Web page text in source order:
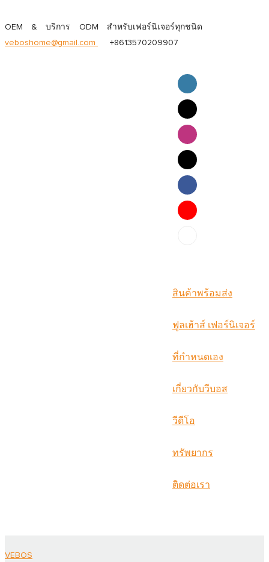
OEM & บริการ ODM สำหรับเฟอร์นิเจอร์ทุกชนิด
veboshome@gmail.com
+8613570209907
English
Pilipino
ภาษาไทย
日语
italiano
français
العربية
สินค้าพร้อมส่ง
ฟูลเฮ้าส์ เฟอร์นิเจอร์
ที่กำหนดเอง
เกี่ยวกับวีบอส
วีดีโอ
ทรัพยากร
ติดต่อเรา
VEBOS